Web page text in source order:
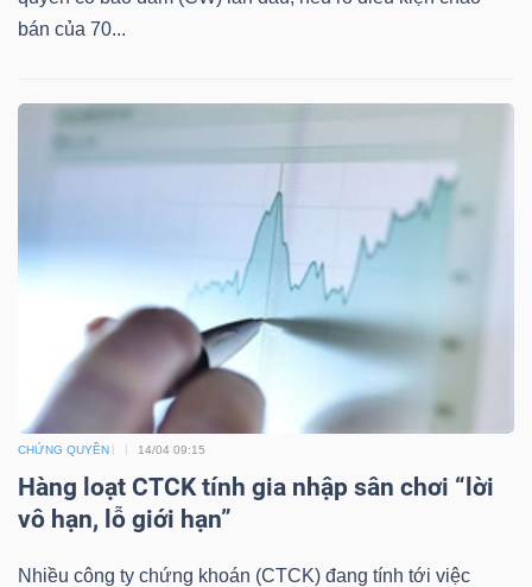
bán của 70...
CHỨNG QUYỀN 14/04 09:15
Hàng loạt CTCK tính gia nhập sân chơi “lời
vô hạn, lỗ giới hạn”
Nhiều công ty chứng khoán (CTCK) đang tính tới việc
TÀI
NGHỆ
THÔNG
TIN
DỊCH
VỤ